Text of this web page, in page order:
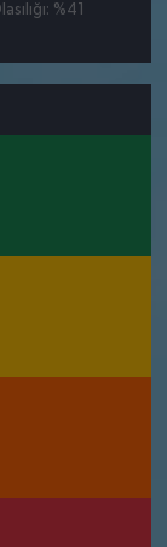
%41